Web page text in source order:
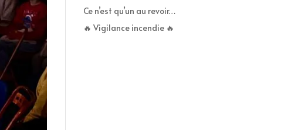
Ce n’est qu’un au revoir…
🔥 Vigilance incendie 🔥